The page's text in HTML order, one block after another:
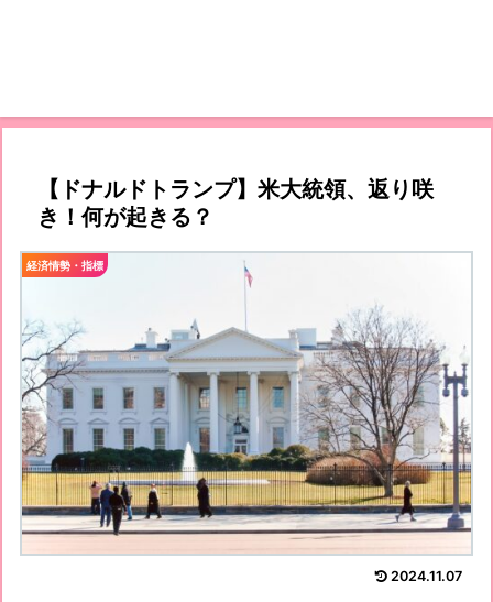
【ドナルドトランプ】米大統領、返り咲
き！何が起きる？
経済情勢・指標
2024.11.07